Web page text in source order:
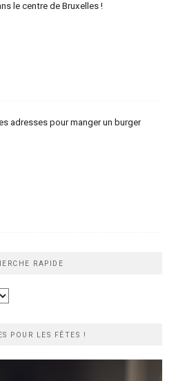
le centre de Bruxelles !
adresses pour manger un burger
RAPIDE
POUR LES FÊTES !